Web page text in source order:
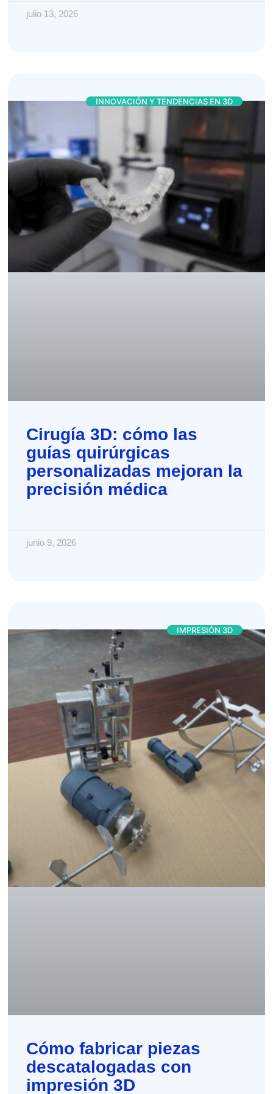
julio 13, 2026
INNOVACIÓN Y TENDENCIAS EN 3D
Cirugía 3D: cómo las
guías quirúrgicas
personalizadas mejoran la
precisión médica
junio 9, 2026
IMPRESIÓN 3D
Cómo fabricar piezas
descatalogadas con
impresión 3D